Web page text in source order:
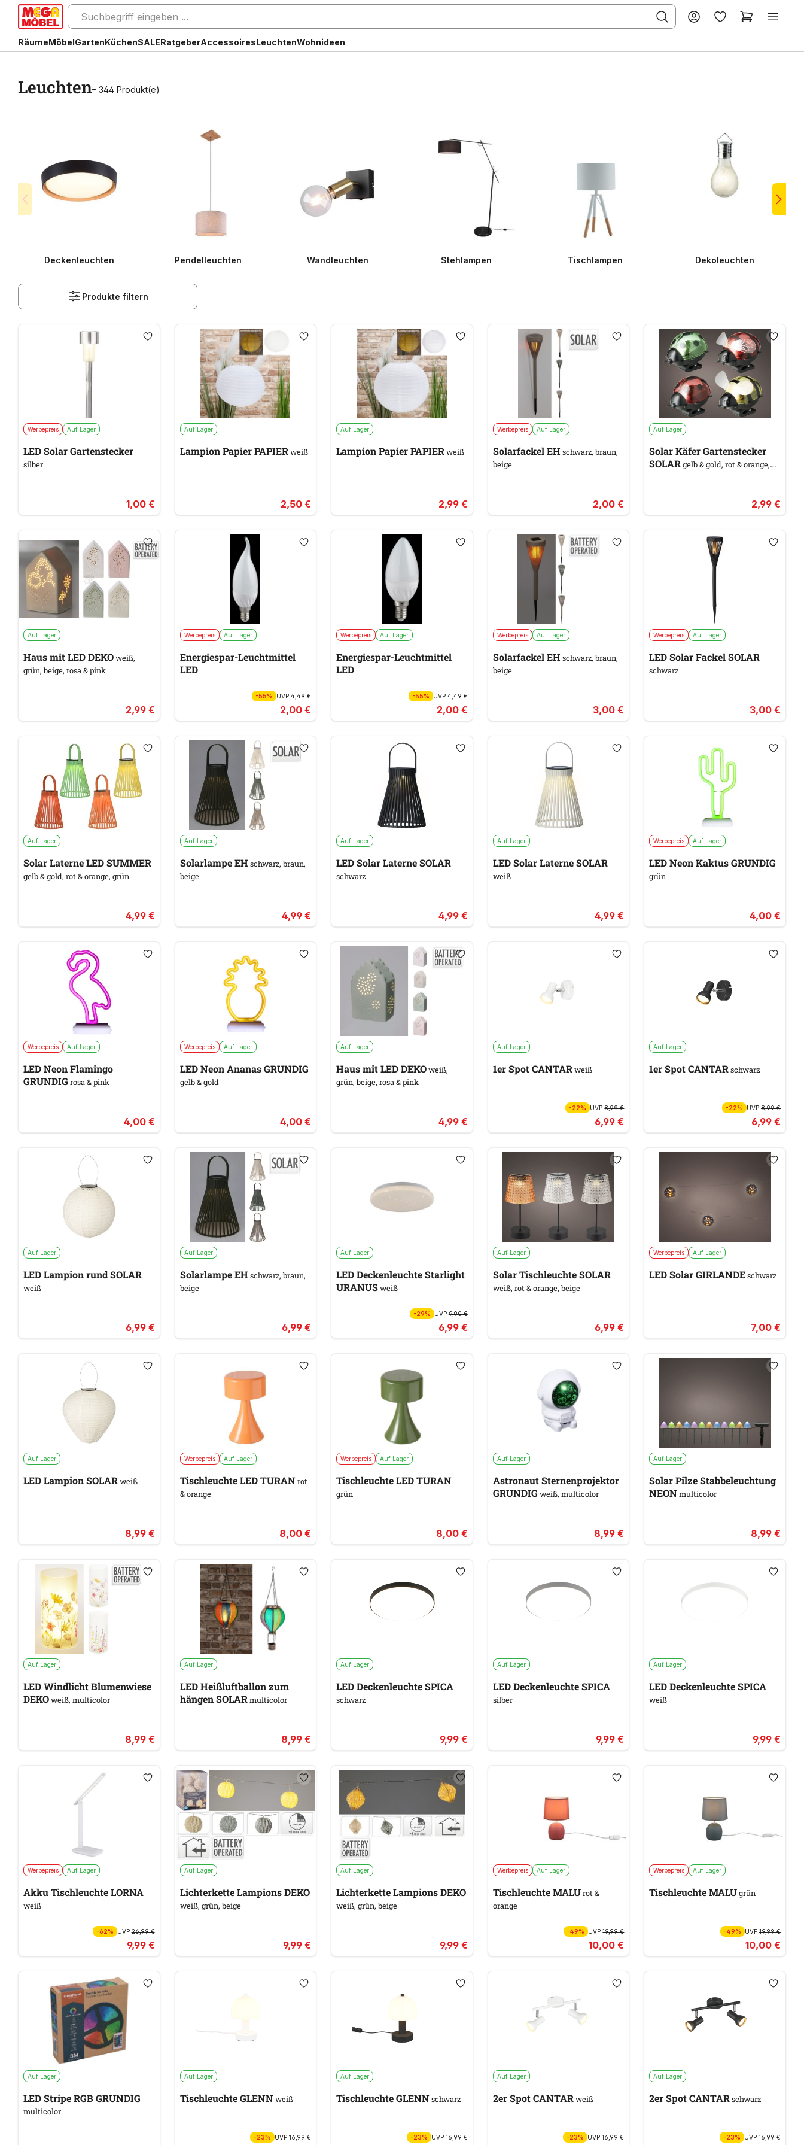
RäumeMöbelGartenKüchenSALERatgeberAccessoiresLeuchtenWohnideen
Leuchten– 344 Produkt(e)
Deckenleuchten Pendelleuchten Wandleuchten Stehlampen Tischlampen Dekoleuchten
Produkte filtern
Werbepreis Auf Lager
LED Solar Gartenstecker
silber
1,00 €
Auf Lager
Lampion Papier PAPIERweiß
2,50 €
Auf Lager
Lampion Papier PAPIERweiß
2,99 €
Werbepreis Auf Lager
Solarfackel EH schwarz, braun,
beige
2,00 €
Auf Lager
Solar Käfer Gartenstecker
SOLARgelb & gold, rot & orange,
2,99 €
Auf Lager
Haus mit LED DEKOweiß,
grün, beige, rosa & pink
2,99 €
Werbepreis Auf Lager
Energiespar-Leuchtmittel
LED
-55% UVP4,49 €
2,00 €
Werbepreis Auf Lager
Energiespar-Leuchtmittel
LED
-55% UVP4,49 €
2,00 €
Werbepreis Auf Lager
Solarfackel EH schwarz, braun,
beige
3,00 €
Werbepreis Auf Lager
LED Solar Fackel SOLAR
schwarz
3,00 €
Auf Lager
Solar Laterne LED SUMMER
gelb & gold, rot & orange, grün
4,99 €
Auf Lager
Solarlampe EH schwarz, braun,
beige
4,99 €
Auf Lager
LED Solar Laterne SOLAR
schwarz
4,99 €
Auf Lager
LED Solar Laterne SOLAR
weiß
4,99 €
Werbepreis Auf Lager
LED Neon Kaktus GRUNDIG
grün
4,00 €
Werbepreis Auf Lager
LED Neon Flamingo
GRUNDIG rosa & pink
4,00 €
Werbepreis Auf Lager
LED Neon Ananas GRUNDIG
gelb & gold
4,00 €
Auf Lager
Haus mit LED DEKOweiß,
grün, beige, rosa & pink
4,99 €
Auf Lager
1er Spot CANTARweiß
-22% UVP8,99 €
6,99 €
Auf Lager
1er Spot CANTARschwarz
-22% UVP 8,99 €
6,99 €
Auf Lager
LED Lampion rund SOLAR
weiß
6,99 €
Auf Lager
Solarlampe EH schwarz, braun,
beige
6,99 €
Auf Lager
LED Deckenleuchte Starlight
URANUSweiß
-29% UVP9,90 €
6,99 €
Auf Lager
Solar Tischleuchte SOLAR
weiß, rot & orange, beige
6,99 €
Werbepreis Auf Lager
LED Solar GIRLANDEschwarz
7,00 €
Auf Lager
LED Lampion SOLARweiß
8,99 €
Werbepreis Auf Lager
Tischleuchte LED TURANrot
& orange
8,00 €
Werbepreis Auf Lager
Tischleuchte LED TURAN
grün
8,00 €
Auf Lager
Astronaut Sternenprojektor
GRUNDIG weiß, multicolor
8,99 €
Auf Lager
Solar Pilze Stabbeleuchtung
NEONmulticolor
8,99 €
Auf Lager
LED Windlicht Blumenwiese
DEKOweiß, multicolor
8,99 €
Auf Lager
LED Heißluftballon zum
hängen SOLARmulticolor
8,99 €
Auf Lager
LED Deckenleuchte SPICA
schwarz
9,99 €
Auf Lager
LED Deckenleuchte SPICA
silber
9,99 €
Auf Lager
LED Deckenleuchte SPICA
weiß
9,99 €
Werbepreis Auf Lager
Akku Tischleuchte LORNA
weiß
-62% UVP26,99 €
9,99 €
Auf Lager
Lichterkette Lampions DEKO
weiß, grün, beige
9,99 €
Auf Lager
Lichterkette Lampions DEKO
weiß, grün, beige
9,99 €
Werbepreis Auf Lager
Tischleuchte MALUrot &
orange
-49% UVP19,99 €
10,00 €
Werbepreis Auf Lager
Tischleuchte MALUgrün
-49% UVP 19,99 €
10,00 €
Auf Lager
LED Stripe RGB GRUNDIG
multicolor
Auf Lager
Tischleuchte GLENNweiß
-23% UVP16,99 €
Auf Lager
Tischleuchte GLENNschwarz
-23% UVP16,99 €
Auf Lager
2er Spot CANTARweiß
-23% UVP16,99 €
Auf Lager
2er Spot CANTARschwarz
-23% UVP 16,99 €